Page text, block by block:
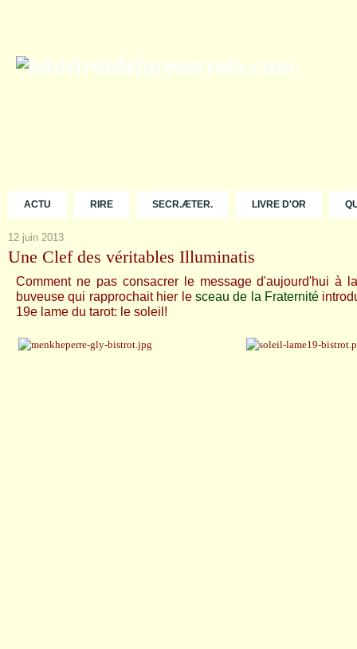
ACTU RIRE SECR.ÆTER. LIVRE D'OR
12 juin 2013
Une Clef des véritables Illuminatis
Comment ne pas consacrer le message d'aujourd'hui à
buveuse qui rapprochait hier le sceau de la Fraternité
19e lame du tarot: le soleil!